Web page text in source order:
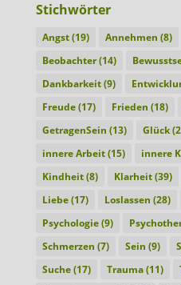
Stichwörter
Angst(19) Annehmen (8)
Beobachter(14)
Dankbarkeit(9)
Freude(17) Frieden (18)
GetragenSein (13) Glück
innere Arbeit(15) innere
Kindheit(8) Klarheit(39)
Liebe(17) Loslassen (28)
Psychologie(9)
Schmerzen (7) Sein (9)
Suche(17) Trauma(11)